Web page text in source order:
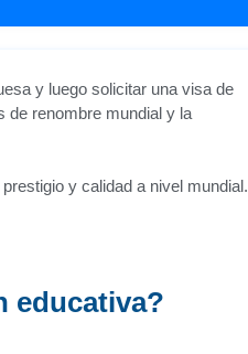
y luego solicitar una visa de
de renombre mundial y la
y calidad a nivel mundial.
educativa?